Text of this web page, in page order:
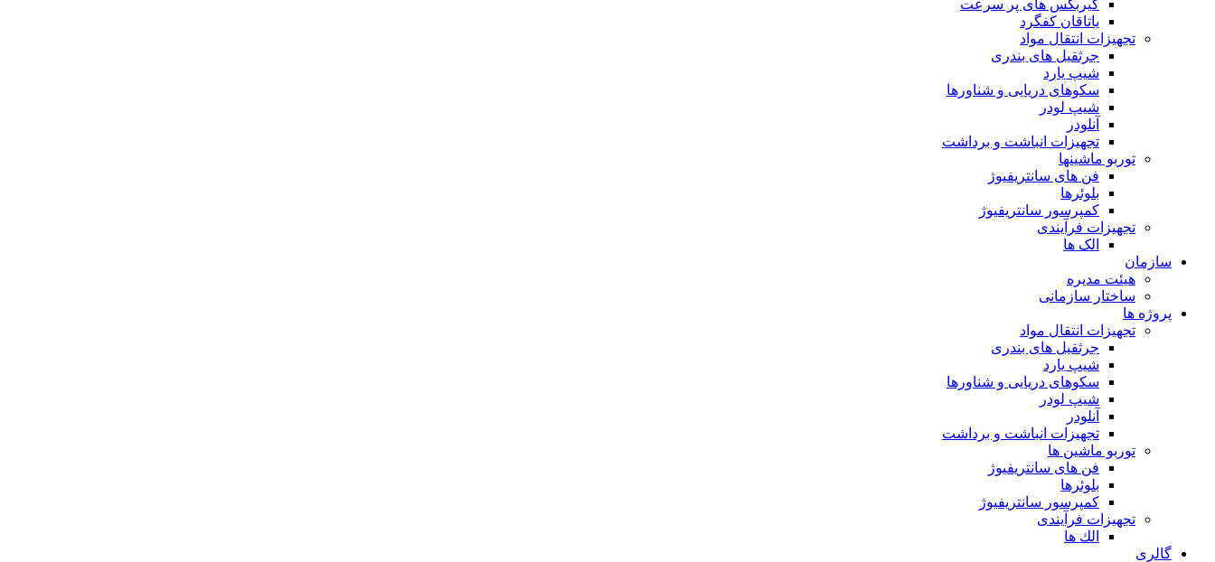
گيربكس های پر سرعت
ياتاقان كفگرد
تجهیزات انتقال مواد
جرثقیل های بندری
شیپ یارد
سکوهای دریایی و شناورها
شیپ لودر
آنلودر
تجهیزات انباشت و برداشت
توربو ماشینها
فن های سانتریفیوژ
بلوئرها
کمپرسور سانتریفیوژ
تجهیزات فرآیندی
الک ها
سازمان
هيئت مديره
ساختار سازمانی
پروژه ها
تجهيزات انتقال مواد
جرثقيل های بندری
شيپ يارد
سكوهای دريايی و شناورها
شيپ لودر
آنلودر
تجهيزات انباشت و برداشت
توربو ماشين ها
فن های سانتريفيوژ
بلوئرها
کمپرسور سانتریفیوژ
تجهیزات فرآیندی
الك ها
گالری